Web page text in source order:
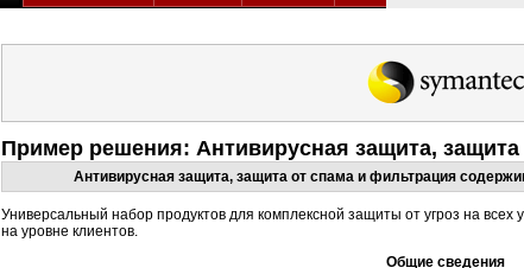
Пример решения: Антивирусная защита,
Антивирусная защита, защита от спама и фильтрация
Универсальный набор продуктов для комплексной защиты от угроз на всех
на уровне клиентов.
Общие сведения